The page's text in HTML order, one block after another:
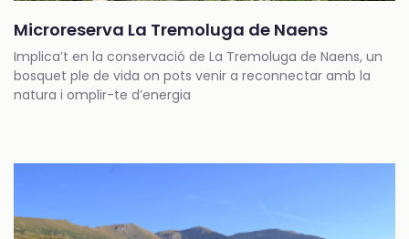
Microreserva La Tremoluga de Naens
Implica’t en la conservació de La Tremoluga de Naens, un
bosquet ple de vida on pots venir a reconnectar amb la
natura i omplir-te d’energia